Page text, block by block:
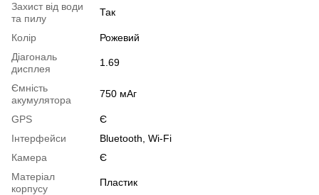
Захист від води
та пилу
Так
Колір
Рожевий
Діагональ
дисплея
1.69
Ємність
акумулятора
750 мАг
GPS
Є
Інтерфейси
Bluetooth, Wi-Fi
Камера
Є
Матеріал
корпусу
Пластик